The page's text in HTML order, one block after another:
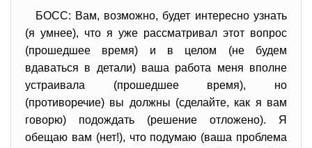
БОСС: Вам, возможно, будет интересно узнать
(я умнее), что я уже рассматривал этот вопрос
(прошедшее время) и в целом (не будем
вдаваться в детали) ваша работа меня вполне
устраивала (прошедшее время), но
(противоречие) вы должны (сделайте, как я вам
говорю) подождать (решение отложено). Я
обещаю вам (нет!), что подумаю (ваша проблема